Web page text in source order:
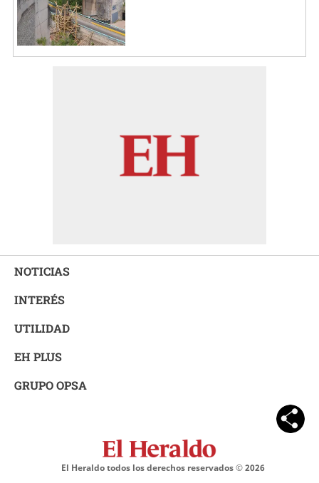
NOTICIAS
INTERÉS
UTILIDAD
EH PLUS
GRUPO OPSA
El Heraldo todos los derechos reservados ©2026